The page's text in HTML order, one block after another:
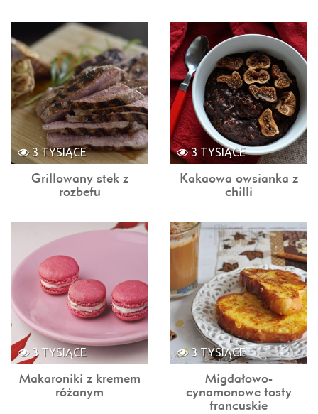
3 TYSIĄCE
Grillowany stek z
rozbefu
3 TYSIĄCE
Kakaowa owsianka z
chilli
3 TYSIĄCE
Makaroniki z kremem
różanym
3 TYSIĄCE
Migdałowo-
cynamonowe tosty
francuskie